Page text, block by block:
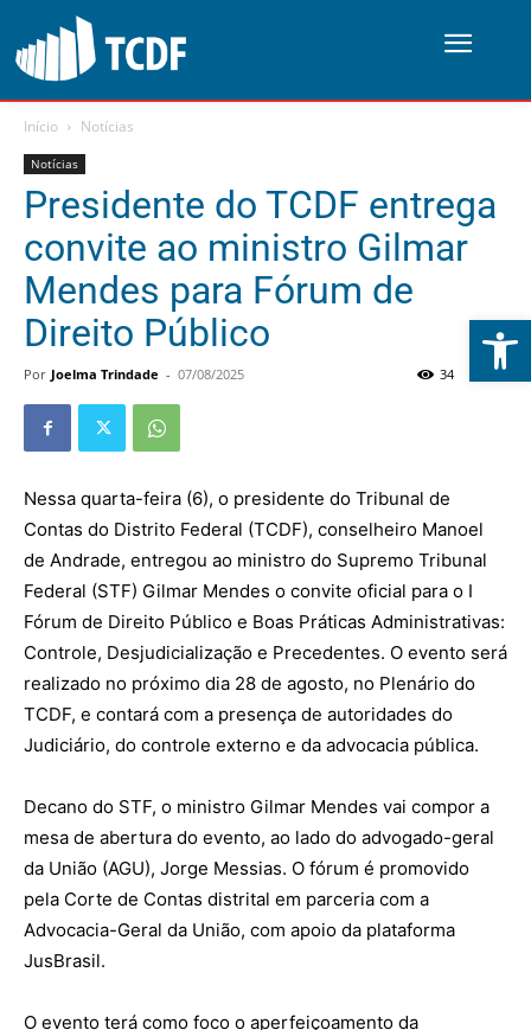
Abrir
Início Notícias
Notícias
Presidente do TCDF entrega
convite ao ministro Gilmar
Mendes para Fórum de
Direito Público
Por Joelma Trindade - 07/08/2025 0
34
Nessa quarta-feira (6), o presidente do Tribunal de
Contas do Distrito Federal (TCDF), conselheiro Manoel
de Andrade, entregou ao ministro do Supremo Tribunal
Federal (STF) Gilmar Mendes o convite oficial para o I
Fórum de Direito Público e Boas Práticas Administrativas:
Controle, Desjudicialização e Precedentes. O evento será
realizado no próximo dia 28 de agosto, no Plenário do
TCDF, e contará com a presença de autoridades do
Judiciário, do controle externo e da advocacia pública.
Decano do STF, o ministro Gilmar Mendes vai compor a
mesa de abertura do evento, ao lado do advogado-geral
da União (AGU), Jorge Messias. O fórum é promovido
pela Corte de Contas distrital em parceria com a
Advocacia-Geral da União, com apoio da plataforma
JusBrasil.
O evento terá como foco o aperfeiçoamento da